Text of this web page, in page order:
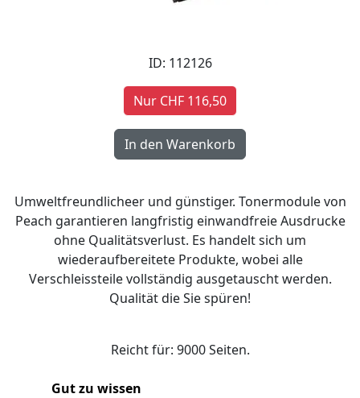
ID: 112126
Nur CHF 116,50
Umweltfreundlicheer und günstiger. Tonermodule von
Peach garantieren langfristig einwandfreie Ausdrucke
ohne Qualitätsverlust. Es handelt sich um
wiederaufbereitete Produkte, wobei alle
Verschleissteile vollständig ausgetauscht werden.
Qualität die Sie spüren!
Reicht für: 9000 Seiten.
Gut zu wissen